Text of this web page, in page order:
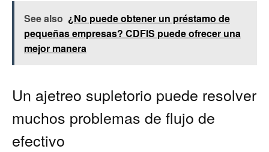
See also ¿No puede obtener un préstamo de
pequeñas empresas? CDFIS puede ofrecer una
mejor manera
Un ajetreo supletorio puede resolver
muchos problemas de flujo de
efectivo